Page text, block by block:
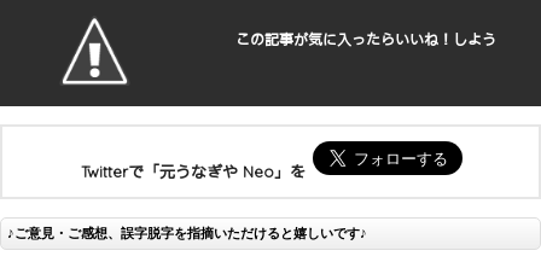
この記事が気に入ったらいいね！しよう
Twitterで「元うなぎや Neo」を
♪ご意見・ご感想、誤字脱字を指摘いただけると嬉しいです♪